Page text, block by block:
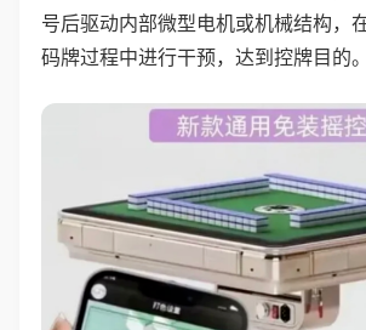
号后驱动内部微型电机或机械结构，
码牌过程中进行干预，达到控牌目的。